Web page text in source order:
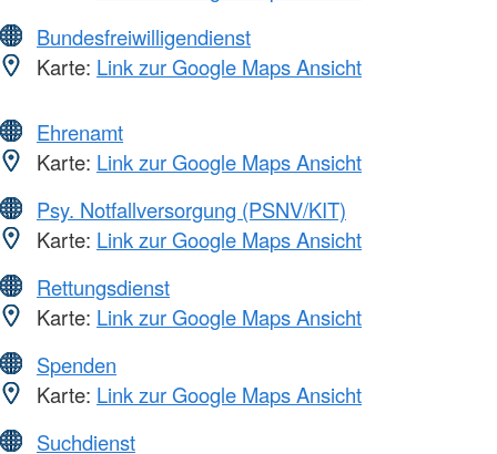
Bundesfreiwilligendienst
Karte: Link zur Google Maps Ansicht
Ehrenamt
Karte: Link zur Google Maps Ansicht
Psy. Notfallversorgung (PSNV/KIT)
Karte: Link zur Google Maps Ansicht
Rettungsdienst
Karte: Link zur Google Maps Ansicht
Spenden
Karte: Link zur Google Maps Ansicht
Suchdienst